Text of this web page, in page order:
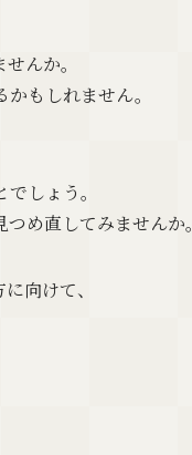
んか。
もしれません。
しょう。
め直してみませんか。
向けて、